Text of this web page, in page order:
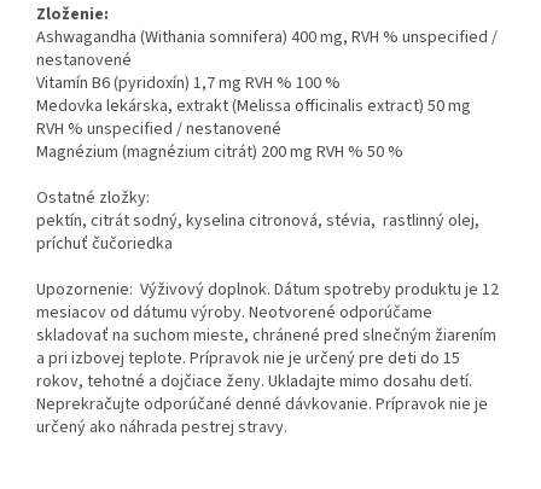
Zloženie:
Ashwagandha (Withania somnifera) 400 mg, RVH % unspecified /
nestanovené
Vitamín B6 (pyridoxín) 1,7 mg RVH % 100 %
Medovka lekárska, extrakt (Melissa officinalis extract) 50 mg
RVH % unspecified / nestanovené
Magnézium (magnézium citrát) 200 mg RVH % 50 %
Ostatné zložky:
pektín, citrát sodný, kyselina citronová, stévia, rastlinný olej,
príchuť čučoriedka
Upozornenie: Výživový doplnok. Dátum spotreby produktu je 12
mesiacov od dátumu výroby. Neotvorené odporúčame
skladovať na suchom mieste, chránené pred slnečným žiarením
a pri izbovej teplote. Prípravok nie je určený pre deti do 15
rokov, tehotné a dojčiace ženy. Ukladajte mimo dosahu detí.
Neprekračujte odporúčané denné dávkovanie. Prípravok nie je
určený ako náhrada pestrej stravy.